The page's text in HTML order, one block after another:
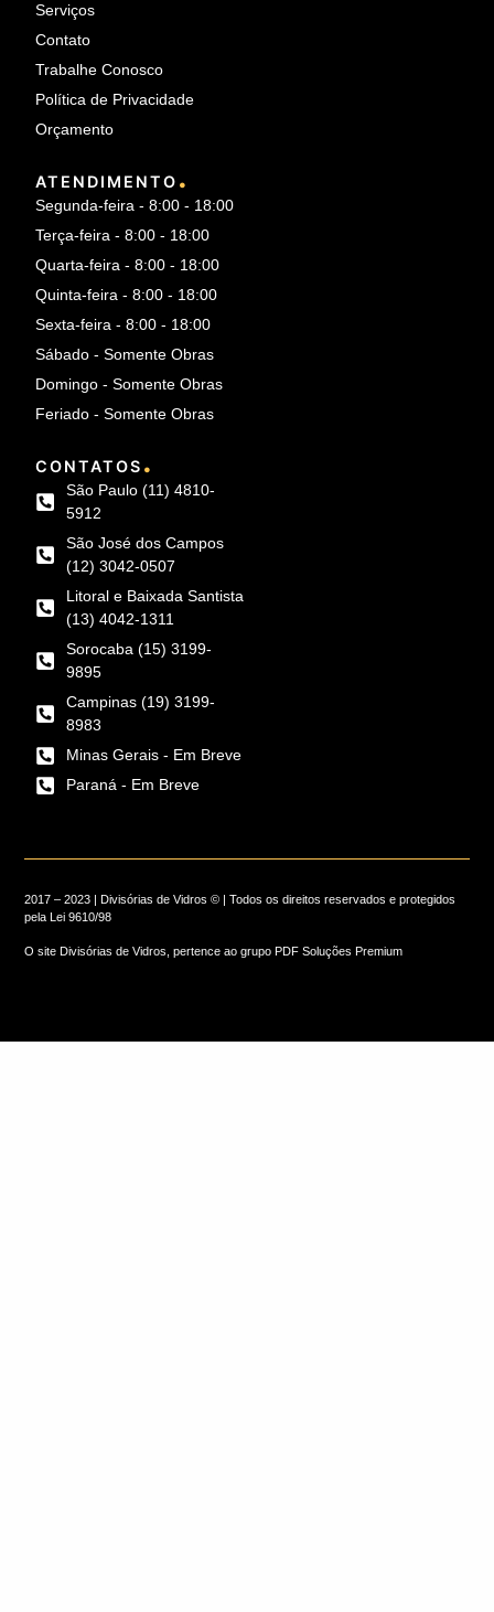
Serviços
Contato
Trabalhe Conosco
Política de Privacidade
Orçamento
ATENDIMENTO .
Segunda-feira - 8:00 - 18:00
Terça-feira - 8:00 - 18:00
Quarta-feira - 8:00 - 18:00
Quinta-feira - 8:00 - 18:00
Sexta-feira - 8:00 - 18:00
Sábado - Somente Obras
Domingo - Somente Obras
Feriado - Somente Obras
CONTATOS .
São Paulo (11) 4810-
5912
São José dos Campos
(12) 3042-0507
Litoral e Baixada Santista
(13) 4042-1311
Sorocaba (15) 3199-
9895
Campinas (19) 3199-
8983
Minas Gerais - Em Breve
Paraná - Em Breve
2017 – 2023 | Divisórias de Vidros © | Todos os direitos reservados e protegidos
pela
Lei 9610/98
O site Divisórias de Vidros, pertence ao grupo PDF Soluções Premium